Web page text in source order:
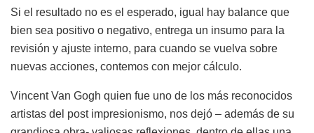
Si el resultado no es el esperado, igual hay balance que
bien sea positivo o negativo, entrega un insumo para la
revisión y ajuste interno, para cuando se vuelva sobre
nuevas acciones, contemos con mejor cálculo.
Vincent Van Gogh quien fue uno de los más reconocidos
artistas del post impresionismo, nos dejó – además de su